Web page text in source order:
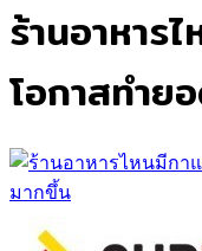
ร้านอาหาร
โอกาสทำย